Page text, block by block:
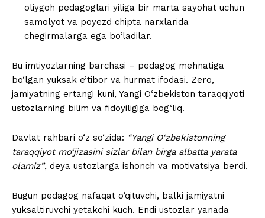
oliygoh pedagoglari yiliga bir marta sayohat uchun
samolyot va poyezd chipta narxlarida
chegirmalarga ega bo‘ladilar.
Bu imtiyozlarning barchasi – pedagog mehnatiga
bo‘lgan yuksak e’tibor va hurmat ifodasi. Zero,
jamiyatning ertangi kuni, Yangi O‘zbekiston taraqqiyoti
ustozlarning bilim va fidoyiligiga bog‘liq.
Davlat rahbari o‘z so‘zida: “Yangi O‘zbekistonning
taraqqiyot mo‘jizasini sizlar bilan birga albatta yarata
olamiz”, deya ustozlarga ishonch va motivatsiya berdi.
Bugun pedagog nafaqat o‘qituvchi, balki jamiyatni
yuksaltiruvchi yetakchi kuch. Endi ustozlar yanada